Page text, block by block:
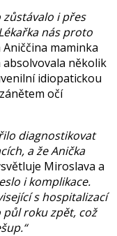
zůstávalo i přes
nás proto
maminka
několik
idiopatickou
očí
diagnostikovat
a že Anička
Miroslava a
i komplikace.
s hospitalizací
půl roku zpět, což